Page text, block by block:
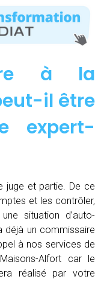
à la
il être
expert-
juge et partie. De ce
et les contrôler,
situation d’auto-
déjà un commissaire
à nos services de
Alfort car le
réalisé par votre